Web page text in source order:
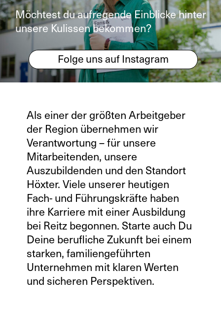
Möchtest du aufregende Einblicke hinter
unsere Kulissen bekommen?
Folge uns auf Instagram
Als einer der größten Arbeitgeber
der Region übernehmen wir
Verantwortung – für unsere
Mitarbeitenden, unsere
Auszubildenden und den Standort
Höxter. Viele unserer heutigen
Fach- und Führungskräfte haben
ihre Karriere mit einer Ausbildung
bei Reitz begonnen. Starte auch Du
Deine berufliche Zukunft bei einem
starken, familiengeführten
Unternehmen mit klaren Werten
und sicheren Perspektiven.